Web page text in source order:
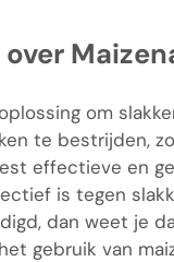
om
te bestrijden,
effectieve en
is tegen
dan weet je
gebruik van